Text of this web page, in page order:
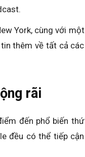
York, cùng với một
thêm về tất cả các
rãi
đến phổ biến thứ
đều có thể tiếp cận